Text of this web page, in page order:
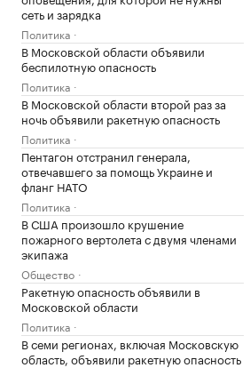
сеть и зарядка
Политика
В Московской области объявили
беспилотную опасность
Политика
В Московской области второй раз за
ночь объявили ракетную опасность
Политика
Пентагон отстранил генерала,
отвечавшего за помощь Украине и
фланг НАТО
Политика
В США произошло крушение
пожарного вертолета с двумя членами
экипажа
Общество
Ракетную опасность объявили в
Московской области
Политика
В семи регионах, включая Московскую
область, объявили ракетную опасность